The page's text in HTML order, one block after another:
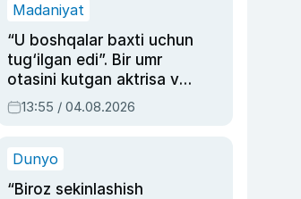
Madaniyat
“U boshqalar baxti uchun
tug‘ilgan edi”. Bir umr
otasini kutgan aktrisa va
dublyaj ustasi Rimma
Ahmedovaning
13:55 / 04.08.2026
Dunyo
“Biroz sekinlashish